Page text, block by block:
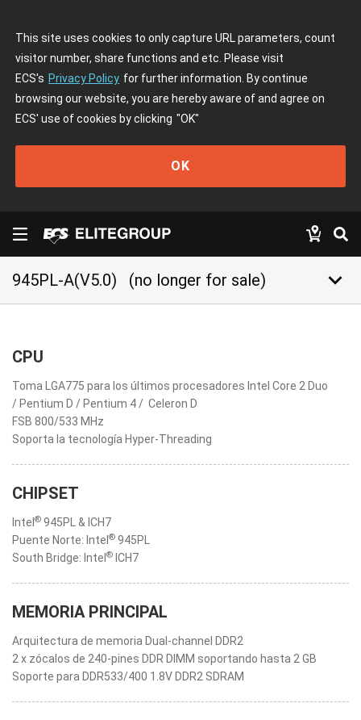
This site uses cookies to only capture URL parameters, count
visitor number, share functions and etc. Please visit
ECS's Privacy Policy for further information. By continue
browsing our website, you are hereby aware of and agree on
ECS' use of cookies by clicking "OK"
OK
945PL-A(V5.0) (no longer for sale) keyboard_arrow_down
CPU
Toma LGA775 para los últimos procesadores Intel Core 2 Duo
/ Pentium D / Pentium 4 / Celeron D
FSB 800/533 MHz
Soporta la tecnología Hyper-Threading
CHIPSET
Intel ® 945PL & ICH7
Puente Norte: Intel ® 945PL
South Bridge: Intel ® ICH7
MEMORIA PRINCIPAL
Arquitectura de memoria Dual-channel DDR2
2 x zócalos de 240-pines DDR DIMM soportando hasta 2 GB
Soporte para DDR533/400 1.8V DDR2 SDRAM